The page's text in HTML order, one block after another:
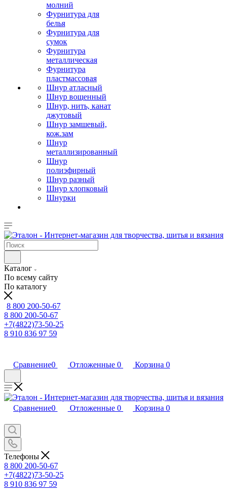
молний
Фурнитура для
белья
Фурнитура для
сумок
Фурнитура
металлическая
Фурнитура
пластмассовая
Шнур атласный
Шнур вощенный
Шнур, нить, канат
джутовый
Шнур замшевый,
кож.зам
Шнур
металлизированный
Шнур
полиэфирный
Шнур разный
Шнур хлопковый
Шнурки
Каталог
По всему сайту
По каталогу
8 800 200-50-67
8 800 200-50-67
+7(4822)73-50-25
8 910 836 97 59
Сравнение0 Отложенные 0 Корзина 0
Сравнение0 Отложенные 0 Корзина 0
Телефоны
8 800 200-50-67
+7(4822)73-50-25
8 910 836 97 59